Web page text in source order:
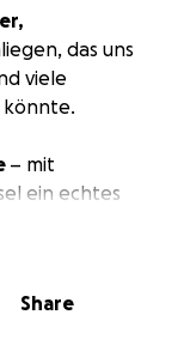
das uns
viele
könnte.
– mit
ein echtes
wichtigen
5 Jahren
Share